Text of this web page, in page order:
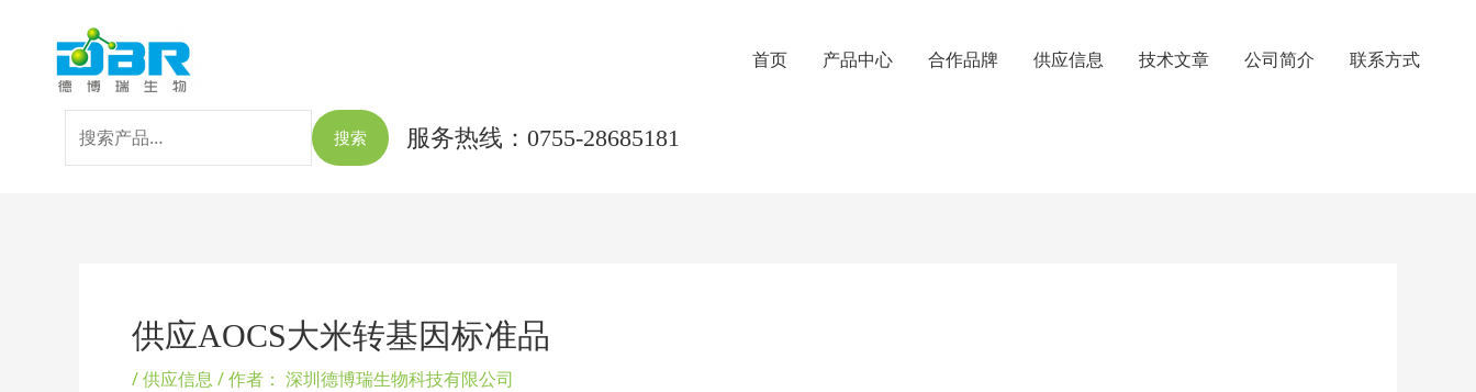
首页 产品中心 合作品牌 供应信息 技术文章 公司简介 联系方式
索：
搜索 服务热线：0755-28685181
供应AOCS大米转基因标准品
/供应信息 / 作者： 深圳德博瑞生物科技有限公司